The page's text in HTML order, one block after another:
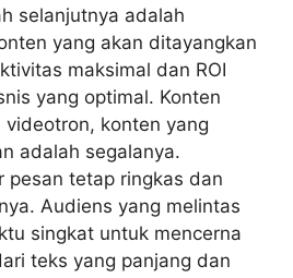
selanjutnya adalah
yang akan ditayangkan
maksimal dan ROI
yang optimal. Konten
konten yang
adalah segalanya.
pesan tetap ringkas dan
Audiens yang melintas
singkat untuk mencerna
teks yang panjang dan